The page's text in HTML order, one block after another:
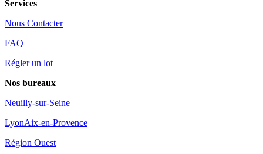
Services
Nous Contacter
FAQ
Régler un lot
Nos bureaux
Neuilly-sur-Seine
LyonAix-en-Provence
Région Ouest